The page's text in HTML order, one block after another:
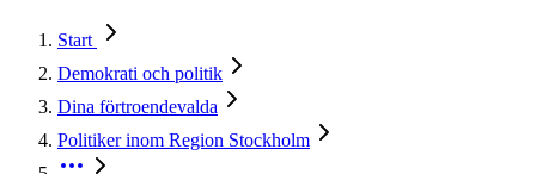
Start
Demokrati och politik
Dina förtroendevalda
Politiker inom Region Stockholm